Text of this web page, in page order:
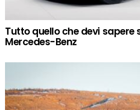
Tutto quello che devi sapere
Mercedes-Benz